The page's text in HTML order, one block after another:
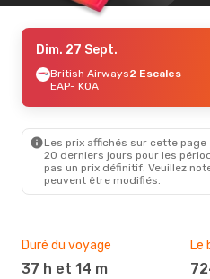
Dim. 27 Sept.
British Airways2 Escales
EAP- KOA
Les prix affichés sur cette
20 derniers jours pour les
pas un prix définitif. Veuillez
peuvent être modifiés.
Duré du voyage
37 h et 14 m
Le